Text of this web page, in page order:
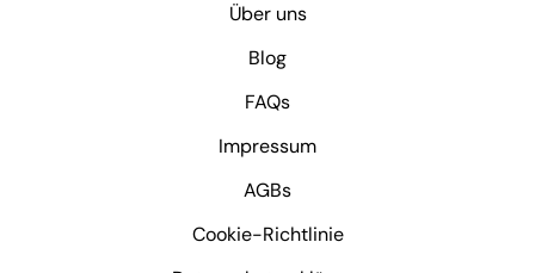
Über uns
Blog
FAQs
Impressum
AGBs
Cookie-Richtlinie